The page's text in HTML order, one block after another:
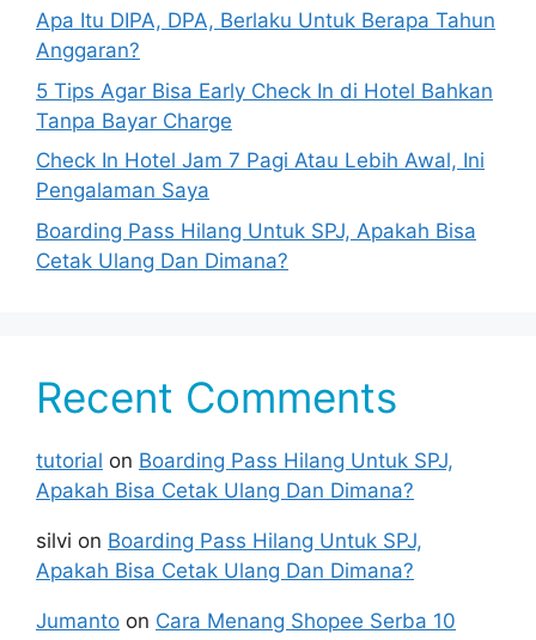
Apa Itu DIPA, DPA, Berlaku Untuk Berapa Tahun
Anggaran?
5 Tips Agar Bisa Early Check In di Hotel Bahkan
Tanpa Bayar Charge
Check In Hotel Jam 7 Pagi Atau Lebih Awal, Ini
Pengalaman Saya
Boarding Pass Hilang Untuk SPJ, Apakah Bisa
Cetak Ulang Dan Dimana?
Recent Comments
tutorial on Boarding Pass Hilang Untuk SPJ,
Apakah Bisa Cetak Ulang Dan Dimana?
silvi on Boarding Pass Hilang Untuk SPJ,
Apakah Bisa Cetak Ulang Dan Dimana?
Jumanto on Cara Menang Shopee Serba 10